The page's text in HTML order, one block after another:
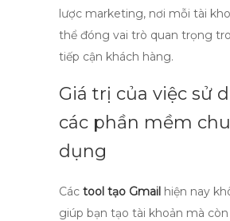
lược marketing, nơi mỗi tài
thể đóng vai trò quan trọng
tiếp cận khách hàng.
Giá trị của việc sử
các phần mềm
dụng
Các tool tạo Gmail hiện nay
giúp bạn tạo tài khoản mà